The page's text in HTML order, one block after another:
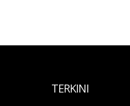
TERKINI